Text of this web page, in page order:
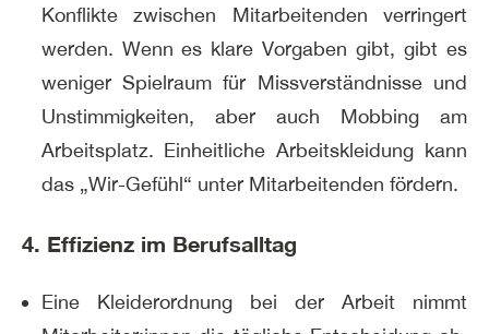
Konflikte zwischen Mitarbeitenden verringert
werden. Wenn es klare Vorgaben gibt, gibt es
weniger Spielraum für Missverständnisse und
Unstimmigkeiten, aber auch Mobbing am
Arbeitsplatz. Einheitliche Arbeitskleidung kann
das „Wir-Gefühl“ unter Mitarbeitenden fördern.
4. Effizienz im Berufsalltag
Eine Kleiderordnung bei der Arbeit nimmt